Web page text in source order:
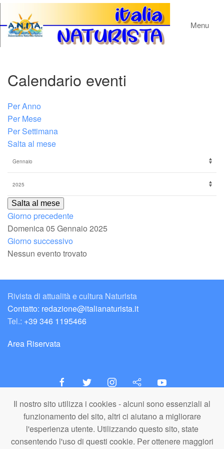
Il nostro sito utilizza i cookies - alcuni sono essenziali al
funzionamento del sito, altri ci aiutano a migliorare
l'esperienza utente. Utilizzando questo sito, state
consentendo l'uso di questi cookie. Per ottenere maggiori
Menu
Calendario eventi
Per Anno
Per Mese
Per Settimana
Salta al mese
Salta al mese
Giorno precedente
Domenica 05 Gennaio 2025
Giorno successivo
Nessun evento trovato
Rivista di attualità e cultura Naturista
Contatto: redazione@italianaturista.it
Tel.: +39 346 1195466
Area Riservata
italiaNATURISTA
Editore e Redazione
A.N.ITA. Associazione Naturista Italiana (APS)
C.F. 80203710159